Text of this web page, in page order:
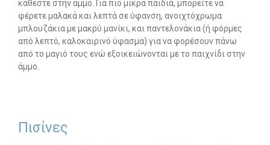
κάθεστε στην άμμο. Για πιο μικρά παιδιά, μπορείτε να
φέρετε μαλακά και λεπτά σε ύφανση, ανοιχτόχρωμα
μπλουζάκια με μακρύ μανίκι, και παντελονάκια (ή φόρμες
από λεπτό, καλοκαιρινό ύφασμα) για να φορέσουν πάνω
από το μαγιό τους ενώ εξοικειώνονται με το παιχνίδι στην
άμμο.
Πισίνες